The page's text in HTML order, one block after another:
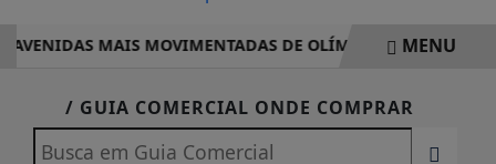
MAIS MOVIMENTADAS DE OLÍMPIA COMPLETO –
MENU
/ GUIA COMERCIAL ONDE COMPRAR